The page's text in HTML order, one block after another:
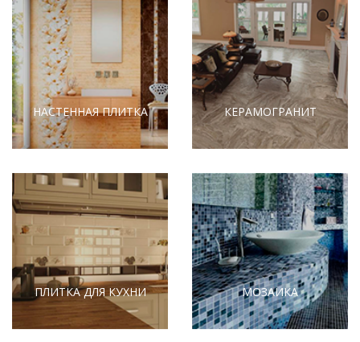
НАСТЕННАЯ ПЛИТКА КЕРАМОГРАНИТ
ПЛИТКА ДЛЯ КУХНИ МОЗАИКА